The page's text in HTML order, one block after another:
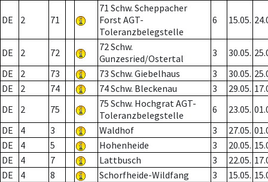
DE 2 71
71 Schw. Scheppacher
Forst AGT-
Toleranzbelegstelle
6 15.05.
DE 2 72
72 Schw.
Gunzesried/Ostertal
3 30.05.
DE
2 73 73 Schw. Giebelhaus 3 30.05.
DE
2 74 74 Schw. Bleckenau 3 29.05.
DE
2 75
75 Schw. Hochgrat AGT-
Toleranzbelegstelle
6 23.05.
DE
4 3 Waldhof 3 27.05.
DE
4 5 Hohenheide 3 20.05.
DE
4 7 Lattbusch 3 22.05.
DE
4 8 Schorfheide-Wildfang 3 15.05.